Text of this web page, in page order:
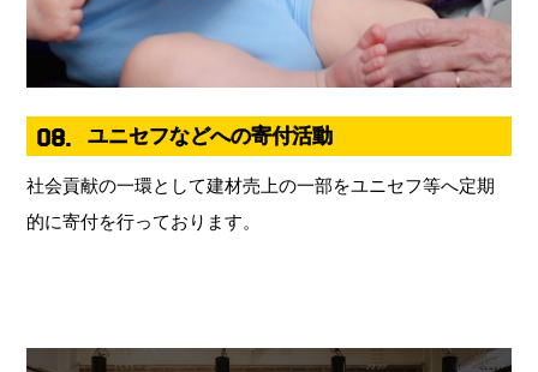
08. ユニセフなどへの寄付活動
社会貢献の一環として建材売上の一部をユニセフ等へ定期
的に寄付を行っております。